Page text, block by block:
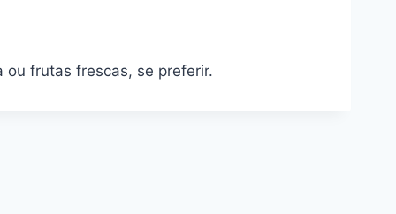
ou frutas frescas, se preferir.